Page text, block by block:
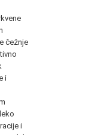
čežnje
i
i